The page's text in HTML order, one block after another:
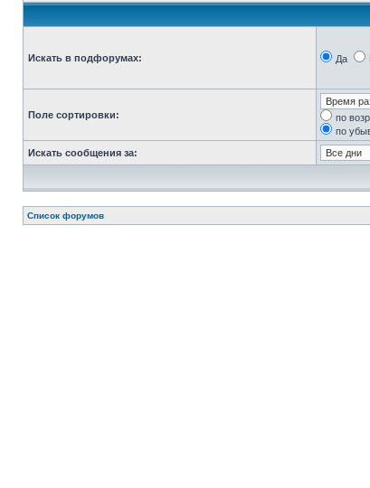
Искать в подфорумах: Да
Поле сортировки:
по
по
Искать сообщения за:
Список форумов